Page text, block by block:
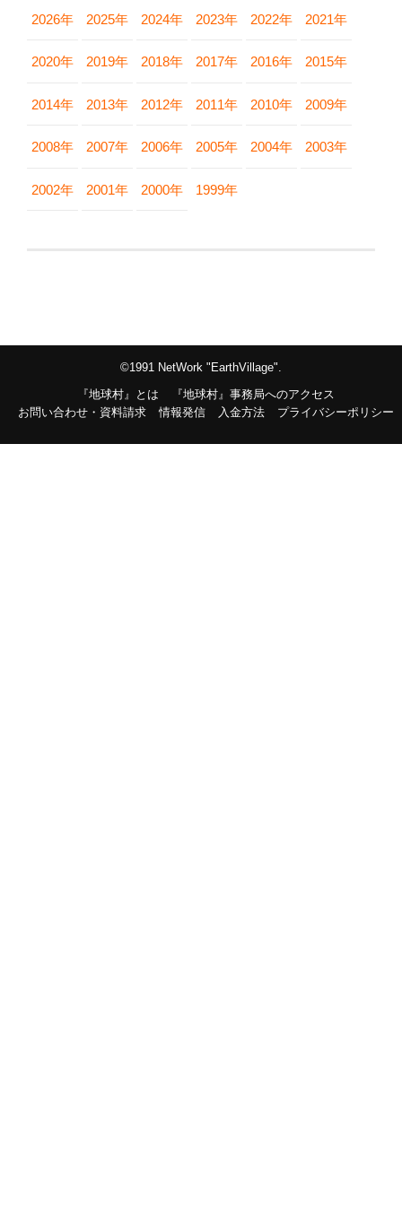
2026年 2025年 2024年 2023年 2022年 2021年
2020年 2019年 2018年 2017年 2016年 2015年
2014年 2013年 2012年 2011年 2010年 2009年
2008年 2007年 2006年 2005年 2004年 2003年
2002年 2001年 2000年 1999年
©1991 NetWork "EarthVillage".
『地球村』とは
『地球村』事務局へのアクセス
お問い合わせ・資料請求
情報発信 入金方法 プライバシーポリシー